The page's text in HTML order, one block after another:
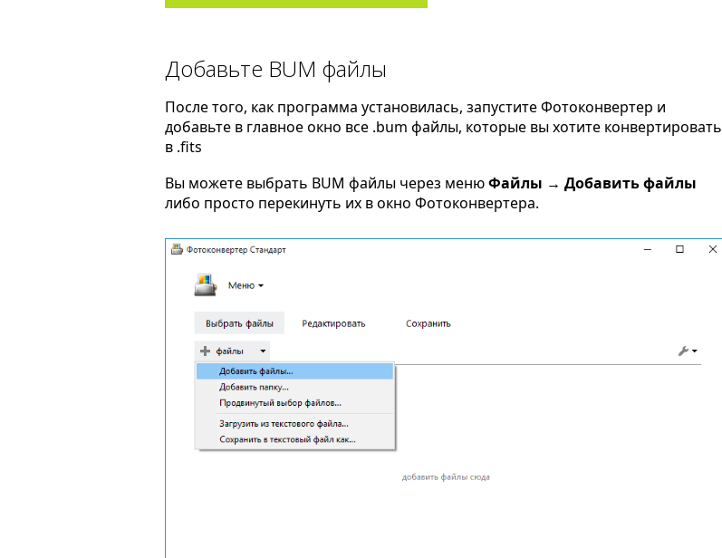
Добавьте BUM файлы
После того, как программа установилась, запустите Фотоконвертер и
добавьте в главное окно все .bum файлы, которые вы хотите конвертировать
в .fits
Вы можете выбрать BUM файлы через менюФайлы → Добавить файлы
либо просто перекинуть их в окно Фотоконвертера.